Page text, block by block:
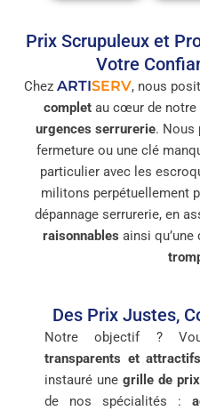
Prix Scrupuleux et
Votre
Chez ARTISERV, nous
completau cœur de notre
urgences serrurerie. Nous
fermeture ou une clé
particulier avec les
militons perpétuellement
dépannage serrurerie, en
raisonnables ainsi
Des Prix Justes,
Notre objectif ?
transparents et attractifs
instauré une grille de
de nos spécialités :